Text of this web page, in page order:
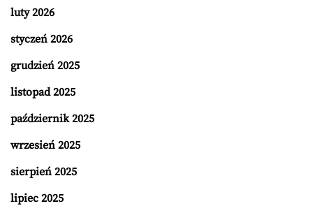
luty 2026
styczeń 2026
grudzień 2025
listopad 2025
październik 2025
wrzesień 2025
sierpień 2025
lipiec 2025